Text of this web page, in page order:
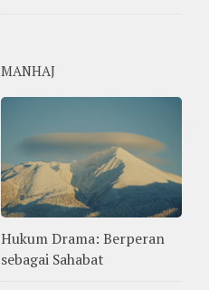
MANHAJ
Hukum Drama: Berperan
sebagai Sahabat